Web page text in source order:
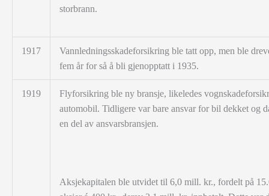
storbrann.
1917
Vannledningsskadeforsikring ble tatt opp, men ble
fem år for så å bli gjenopptatt i 1935.
1919
Flyforsikring ble ny bransje, likeledes
automobil. Tidligere var bare ansvar for bil dekket og
en del av ansvarsbransjen.
Aksjekapitalen ble utvidet til 6,0 mill. kr., fordelt på